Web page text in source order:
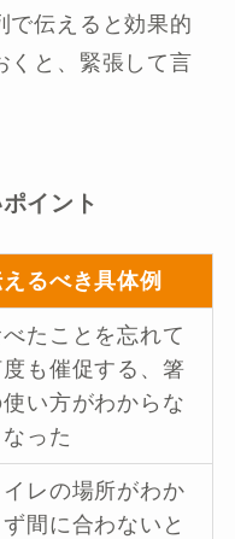
で伝えると効果的
くと、緊張して言
イント
るべき具体例
たことを忘れて
も催促する、箸
い方がわからな
なった
イレの場所がわか
ず間に合わないと